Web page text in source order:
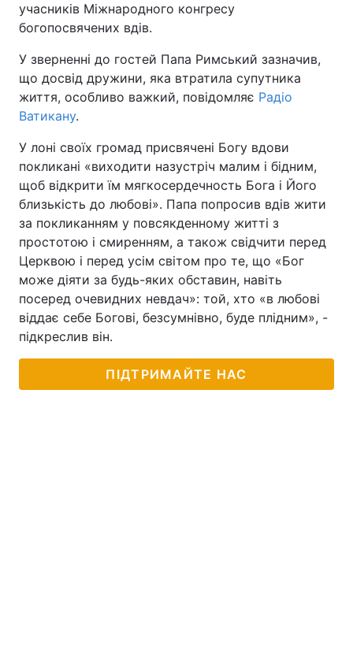
учасників Міжнародного конгресу
богопосвячених вдів.
У зверненні до гостей Папа Римський зазначив,
що досвід дружини, яка втратила супутника
життя, особливо важкий, повідомляє Радіо
Ватикану.
У лоні своїх громад присвячені Богу вдови
покликані «виходити назустріч малим і бідним,
щоб відкрити їм мягкосердечность Бога і Його
близькість до любові». Папа попросив вдів жити
за покликанням у повсякденному житті з
простотою і смиренням, а також свідчити перед
Церквою і перед усім світом про те, що «Бог
може діяти за будь-яких обставин, навіть
посеред очевидних невдач»: той, хто «в любові
віддає себе Богові, безсумнівно, буде плідним», -
підкреслив він.
ПІДТРИМАЙТЕ НАС